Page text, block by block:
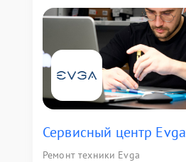
Сервисный центр Evga
Ремонт техники Evga